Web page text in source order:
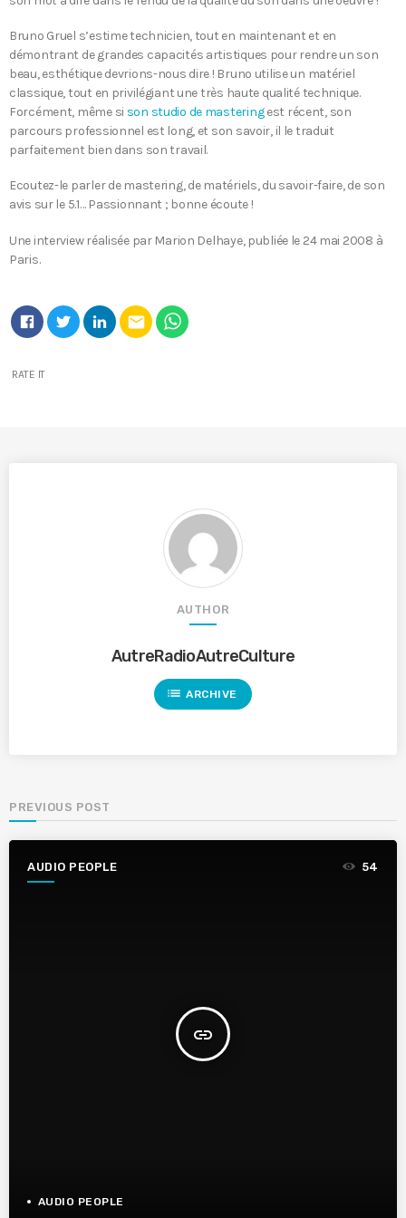
Bruno Gruel s’estime technicien, tout en maintenant et en
démontrant de grandes capacités artistiques pour rendre un son
beau, esthétique devrions-nous dire ! Bruno utilise un matériel
classique, tout en privilégiant une très haute qualité technique.
Forcément, même si son studio de masteringest récent, son
parcours professionnel est long, et son savoir, il le traduit
parfaitement bien dans son travail.
Ecoutez-le parler de mastering, de matériels, du savoir-faire, de son
avis sur le 5.1… Passionnant ; bonne écoute !
Une interview réalisée par Marion Delhaye, publiée le 24 mai 2008 à
Paris.
email
RATE IT
AUTHOR
AutreRadioAutreCulture
list ARCHIVE
PREVIOUS POST
AUDIO PEOPLE
insert_link
54
AUDIO PEOPLE